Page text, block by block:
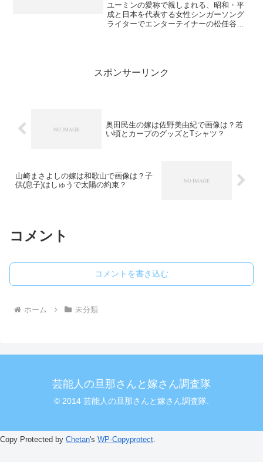
ユーミンの愛称で親しまれる、昭和・平
成と日本を代表する女性シンガーソング
ライターでエンターテイナーの松任谷由
スポンサーリンク
奥田民生の嫁は佐野美由紀で画像は？若
い頃とカープのグッズとTシャツ？
山崎まさよしの嫁は和歌山で画像は？子
供(息子)はしゅうで太陽の約束？
コメント
コメントを書き込む
ホーム 未分類
芸能人の旦那さんと嫁さん調査隊
© 2014 芸能人の旦那さんと嫁さん調査隊.
Copy Protected by Chetan's WP-Copyprotect